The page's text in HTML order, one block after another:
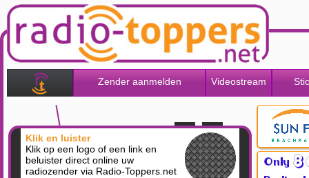
Zender aanmelden Videostream
Klik en luister
Klik op een logo of een link en
beluister direct online uw
radiozender via Radio-Toppers.net